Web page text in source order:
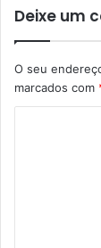
Deixe um
O seu
marcados com